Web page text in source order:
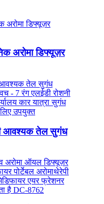
अरोमा डिफ्यूज़र
आवश्यक तेल सुगंध